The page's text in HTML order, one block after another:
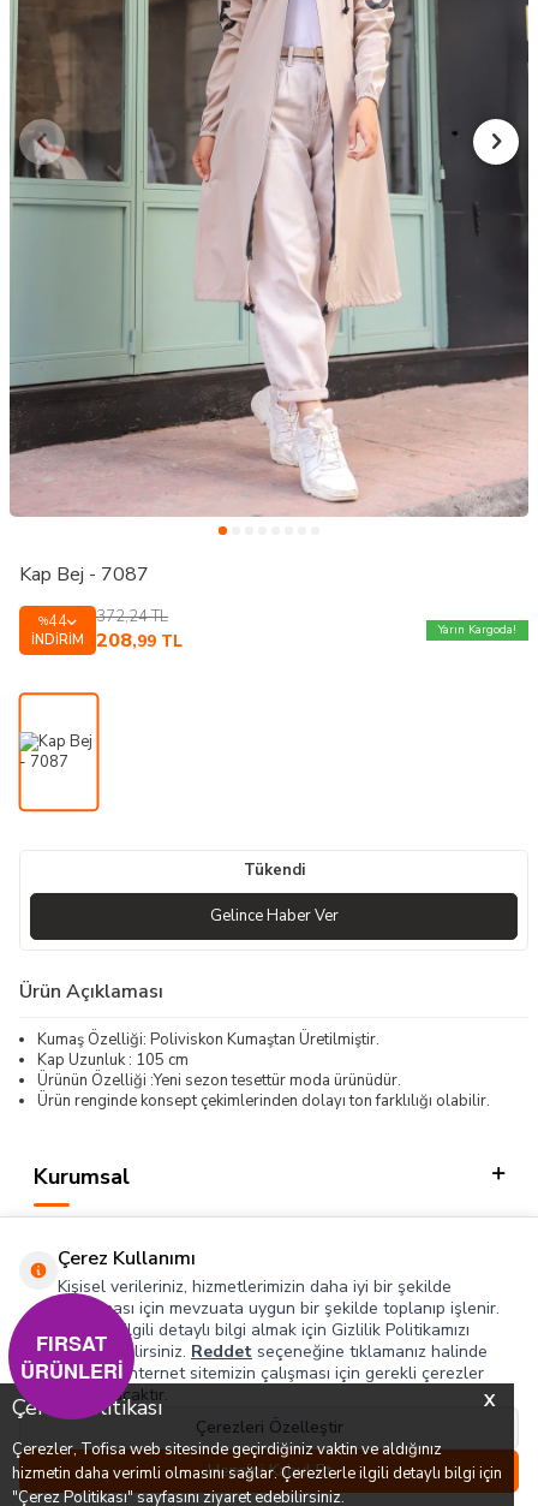
X
Çerez Politikası
Çerezler, Tofisa web sitesinde geçirdiğiniz vaktin ve aldığınız
hizmetin daha verimli olmasını sağlar. Çerezlerle ilgili detaylı bilgi için
"Çerez Politikası" sayfasını ziyaret edebilirsiniz.
Menü
0
Favorilerim Hesabım Sepetim
Kap Bej - 7087
%44
İNDIRIM
372,24TL
208,99 TL
Yarın Kargoda!
Tükendi
Gelince Haber Ver
Ürün Açıklaması
Kumaş Özelliği: Poliviskon Kumaştan Üretilmiştir.
Kap Uzunluk : 105 cm
Ürünün Özelliği :Yeni sezon tesettür moda ürünüdür.
Ürün renginde konsept çekimlerinden dolayı ton farklılığı olabilir.
Kurumsal
Hızlı Erişim
Sosyal
Adres & İletişim
T-SOFT
Çerez Kullanımı
Kişisel verileriniz, hizmetlerimizin daha iyi bir şekilde
sunulması için mevzuata uygun bir şekilde toplanıp işlenir.
Konuyla ilgili detaylı bilgi almak için Gizlilik Politikamızı
inceleyebilirsiniz. Reddet seçeneğine tıklamanız halinde
yalnızca internet sitemizin çalışması için gerekli çerezler
kullanılacaktır.
Çerezleri Özelleştir
Hepsini Kabul Et
FIRSAT
ÜRÜNLERİ